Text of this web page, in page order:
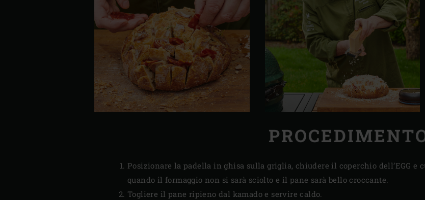
Posizionare la padella in ghisa sulla griglia, chiudere il coperchio dell’EGG e
quando il formaggio non si sarà sciolto e il pane sarà bello croccante.
Togliere il pane ripieno dal kamado e servire caldo.